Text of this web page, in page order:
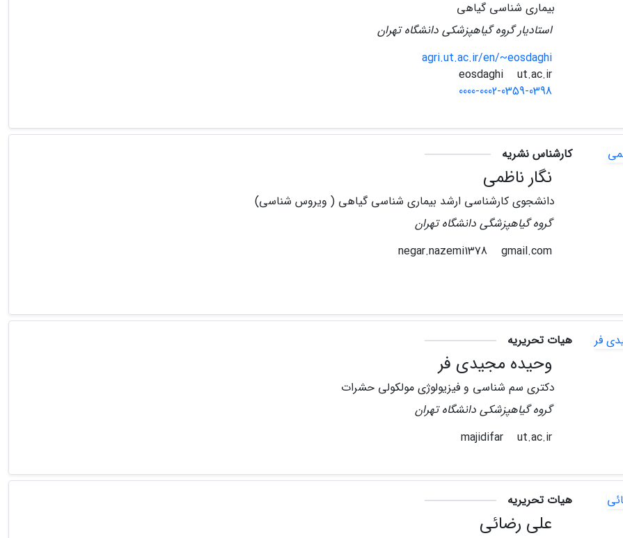
بیماری شناسی گیاهی
استادیار گروه گیاهپزشکی دانشگاه تهران
agri.ut.ac.ir/en/~eosdaghi
ut.ac.ir
0000-0002-0359-0398
کارشناس نشریه
نگار ناظمی
دانشجوی کارشناسی ارشد بیماری شناسی گیاهی ( ویروس شناسی)
گروه گیاهپزشگی دانشگاه تهران
gmail.com
هیات تحریریه
وحیده مجیدی فر
دکتری سم شناسی و فیزیولوژی مولکولی حشرات
گروه گیاهپزشکی دانشگاه تهران
ut.ac.ir
هیات تحریریه
علی رضائی